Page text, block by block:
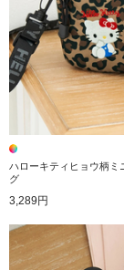
ハローキティヒョウ柄ミ
グ
3,289円